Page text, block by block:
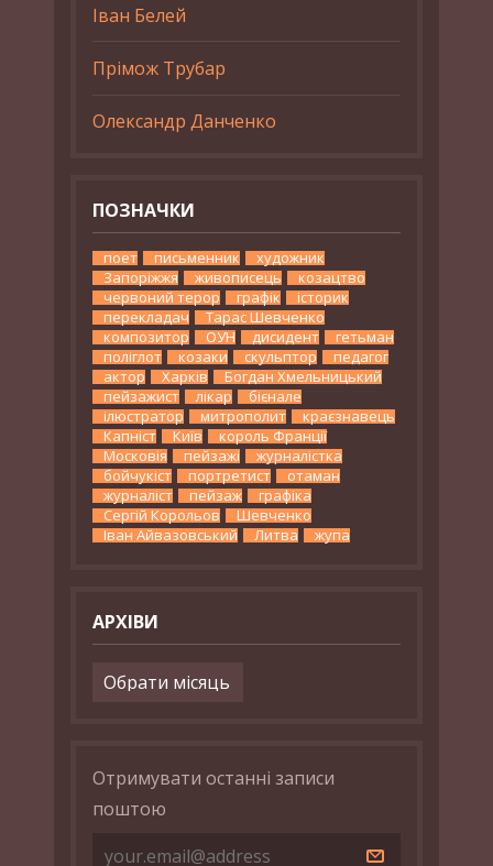
Іван Белей
Прімож Трубар
Олександр Данченко
ПОЗНАЧКИ
поет письменник
художник
Запоріжжя
живописець
козацтво
червоний терор
графік
історик
перекладач
Тарас Шевченко
композитор
ОУН дисидент
гетьман
поліглот
козаки скульптор
педагог
актор
Харків
Богдан Хмельницький
пейзажист
лікар
бієнале
ілюстратор
митрополит
краєзнавець
Капніст
Київ
король Франції
Московія
пейзажі
журналістка
бойчукіст
портретист
отаман
журналіст
пейзаж
графіка
Сергій Корольов
Шевченко
Іван Айвазовський
Литва жупа
АРХІВИ
Архіви
Отримувати останні записи
поштою